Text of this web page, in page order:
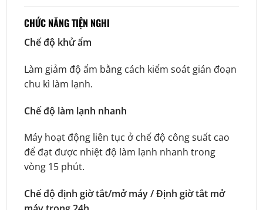
CHỨC NĂNG TIỆN NGHI
Chế độ khử ẩm
Làm giảm độ ẩm bằng cách kiểm soát gián đoạn
chu kì làm lạnh.
Chế độ làm lạnh nhanh
Máy hoạt động liên tục ở chế độ công suất cao
để đạt được nhiệt độ làm lạnh nhanh trong
vòng 15 phút.
Chế độ định giờ tắt/mở máy / Định giờ tắt mở